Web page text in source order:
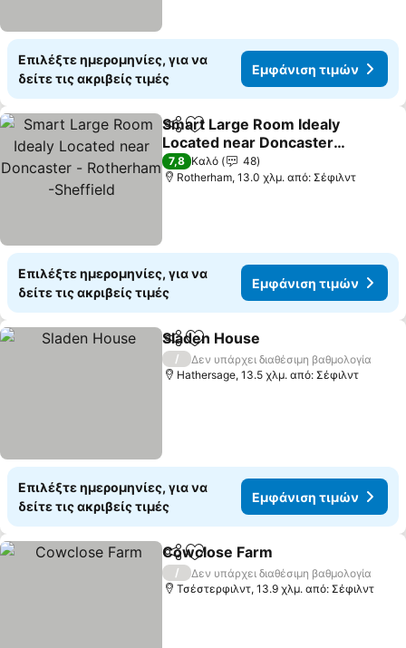
Επιλέξτε ημερομηνίες, για να
δείτε τις ακριβείς τιμές
Εμφάνιση τιμών
Κοινοποίηση
Προσθήκη στα αγαπημένα
Smart Large Room Idealy
Located near Doncaster -
Rotherham -Sheffield
Εμφάνιση τιμών
7,8 Καλό
48
Rotherham, 13.0 χλμ. από: Σέφιλντ
Επιλέξτε ημερομηνίες, για να
δείτε τις ακριβείς τιμές
Εμφάνιση τιμών
Κοινοποίηση
Προσθήκη στα αγαπημένα
Sladen House
/
Δεν υπάρχει διαθέσιμη βαθμολογία
Hathersage, 13.5 χλμ. από: Σέφιλντ
Επιλέξτε ημερομηνίες, για να
δείτε τις ακριβείς τιμές
Εμφάνιση τιμών
Κοινοποίηση
Προσθήκη στα αγαπημένα
Cowclose Farm
/
Δεν υπάρχει διαθέσιμη βαθμολογία
Τσέστερφιλντ, 13.9 χλμ. από: Σέφιλντ